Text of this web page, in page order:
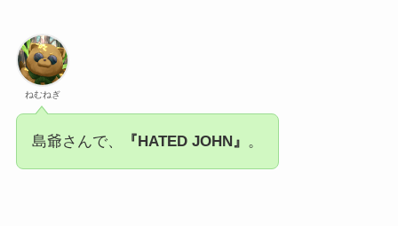
ねむねぎ
島爺さんで、 『HATED JOHN』 。